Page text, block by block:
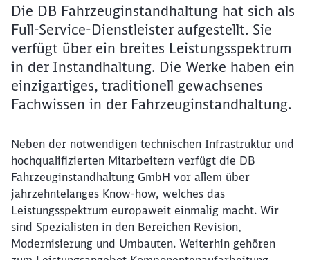
Die DB Fahrzeuginstandhaltung hat sich als
Full-Service-Dienstleister aufgestellt. Sie
verfügt über ein breites Leistungsspektrum
in der Instandhaltung. Die Werke haben ein
einzigartiges, traditionell gewachsenes
Fachwissen in der Fahrzeuginstandhaltung.
Neben der notwendigen technischen Infrastruktur und
hochqualifizierten Mitarbeitern verfügt die DB
Fahrzeuginstandhaltung GmbH vor allem über
jahrzehntelanges Know-how, welches das
Leistungsspektrum europaweit einmalig macht. Wir
sind Spezialisten in den Bereichen Revision,
Modernisierung und Umbauten. Weiterhin gehören